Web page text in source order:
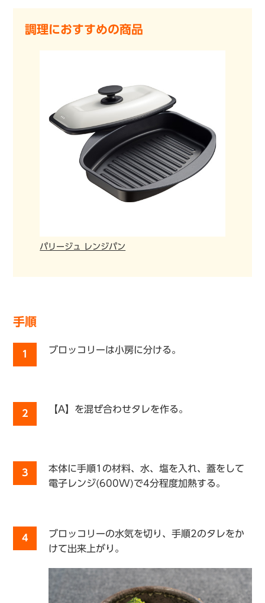
調理におすすめの商品
パリージュ レンジパン
手順
1 ブロッコリーは小房に分ける。
2 【A】を混ぜ合わせタレを作る。
3
本体に手順1の材料、水、塩を入れ、蓋をして
電子レンジ(600W)で4分程度加熱する。
4
ブロッコリーの水気を切り、手順2のタレをか
けて出来上がり。